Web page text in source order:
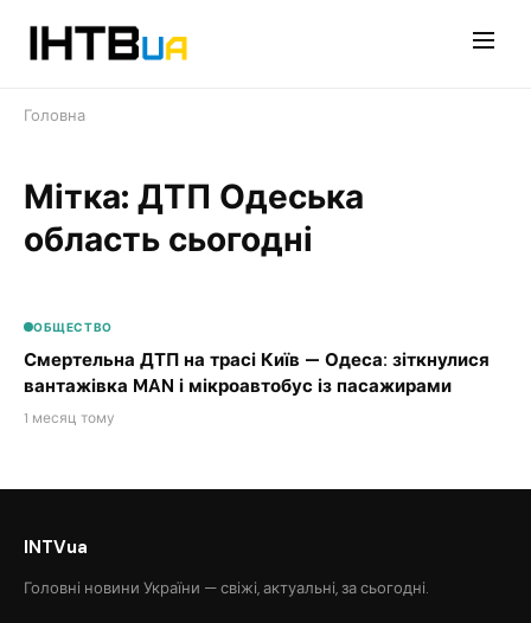
Головна
Мітка: ДТП Одеська
область сьогодні
ОБЩЕСТВО
Смертельна ДТП на трасі Київ — Одеса: зіткнулися
вантажівка MAN і мікроавтобус із пасажирами
1 месяц тому
INTVua
Головні новини України — свіжі, актуальні, за сьогодні.